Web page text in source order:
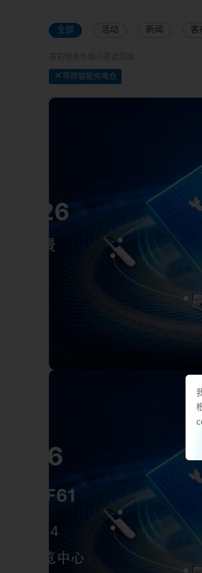
全部 活动 新闻 客
× 带屏智能充电仓